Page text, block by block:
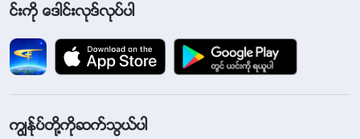
င္းကို ေဒါင္းလုဒ္လုပ္ပါ
ကြၽန္ုပ္တို႔ကိုဆက္သြယ္ပါ